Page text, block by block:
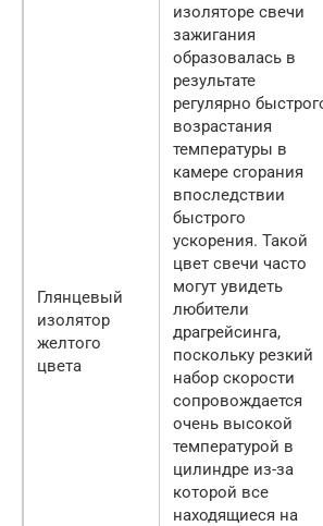
Глянцевый
изолятор
желтого
цвета
изоляторе свечи
зажигания
образовалась в
результате
регулярно
возрастания
температуры в
камере сгорания
впоследствии
быстрого
ускорения. Такой
цвет свечи часто
могут увидеть
любители
драгрейсинга,
поскольку резкий
набор скорости
сопровождается
очень высокой
температурой в
цилиндре из-за
которой все
находящиеся на